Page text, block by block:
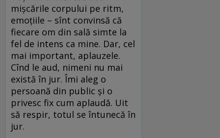
mișcările corpului pe ritm,
emoțiile – sînt convinsă că
fiecare om din sală simte la
fel de intens ca mine. Dar, cel
mai important, aplauzele.
Cînd le aud, nimeni nu mai
există în jur. Îmi aleg o
persoană din public și o
privesc fix cum aplaudă. Uit
să respir, totul se întunecă în
jur.